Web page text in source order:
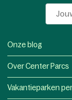
Onze blog
Over Center Parcs
Vakantieparken